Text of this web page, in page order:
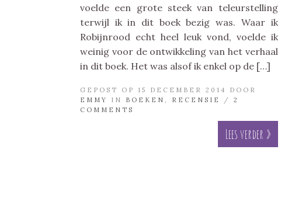
voelde een grote steek van teleurstelling
terwijl ik in dit boek bezig was. Waar ik
Robijnrood echt heel leuk vond, voelde ik
weinig voor de ontwikkeling van het verhaal
in dit boek. Het was alsof ik enkel op de […]
GEPOST OP 15 DECEMBER 2014 DOOR
EMMY
IN BOEKEN , RECENSIE / 2
COMMENTS
Lees verder »